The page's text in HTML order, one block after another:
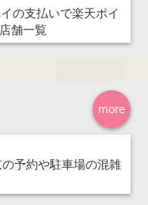
の支払いで楽天ポイ
舗一覧
more
予約や駐車場の混雑